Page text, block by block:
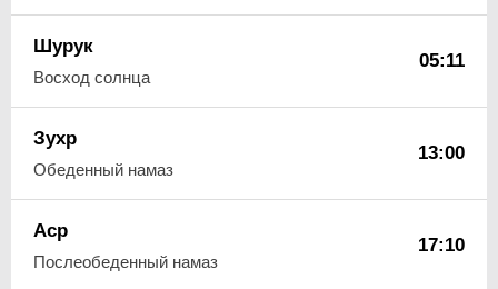
Шурук
Восход солнца
05:11
Зухр
Обеденный намаз
13:00
Аср
Послеобеденный намаз
17:10